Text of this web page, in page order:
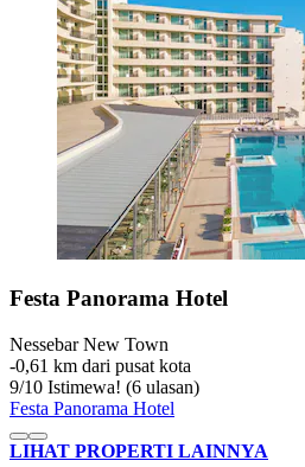
Festa Panorama Hotel
Nessebar New Town
‐0,61 km dari pusat kota
9/10 Istimewa! (6 ulasan)
Festa Panorama Hotel
LIHAT PROPERTI LAINNYA